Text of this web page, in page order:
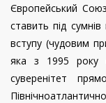
Європейський
ставить під
вступу (чудовим
яка з 1995 року
суверенітет